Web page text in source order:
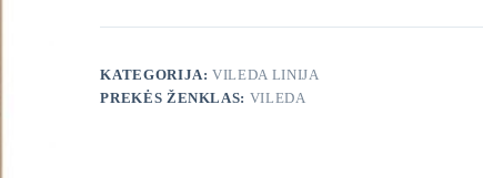
KATEGORIJA:VILEDA LINIJA
PREKĖS ŽENKLAS: VILEDA